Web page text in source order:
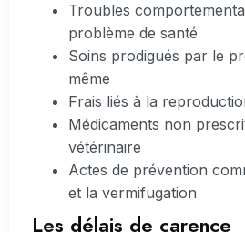
Troubles
problème de santé
Soins prodigués par le
même
Frais liés à la
Médicaments non
vétérinaire
Actes de prévention
et la vermifugation
Les délais de carence